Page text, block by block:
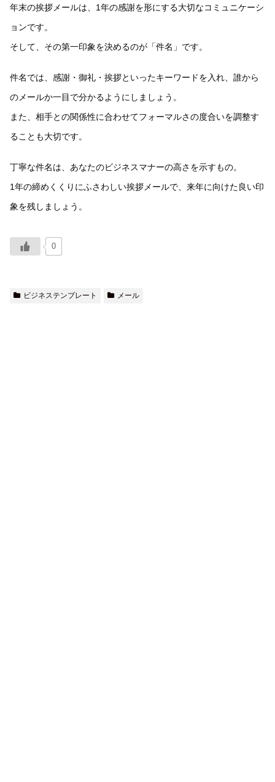
年末の挨拶メールは、1年の感謝を形にする大切なコミュニケーシ
ョンです。
そして、その第一印象を決めるのが「件名」です。
件名では、感謝・御礼・挨拶といったキーワードを入れ、誰から
のメールか一目で分かるようにしましょう。
また、相手との関係性に合わせてフォーマルさの度合いを調整す
ることも大切です。
丁寧な件名は、あなたのビジネスマナーの高さを示すもの。
1年の締めくくりにふさわしい挨拶メールで、来年に向けた良い印
象を残しましょう。
0
ビジネステンプレート メール